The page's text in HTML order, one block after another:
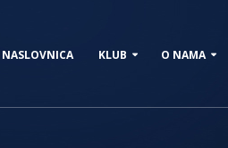
NASLOVNICA KLUB O NAMA